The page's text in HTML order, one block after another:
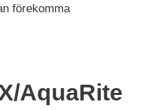
förekomma
AquaRite